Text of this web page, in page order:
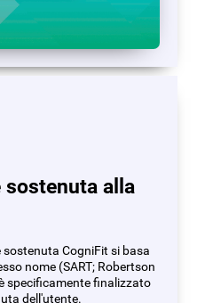
alla
CogniFit si basa
nome (SART; Robertson
specificamente finalizzato
dell'utente.